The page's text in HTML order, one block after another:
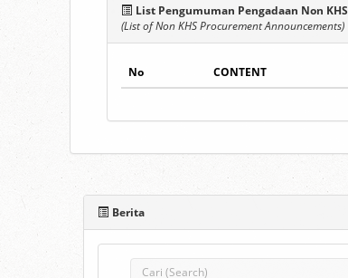
List Pengumuman Pengadaan Non KHS
(List of Non KHS Procurement Announcements)
No CONTENT
Berita